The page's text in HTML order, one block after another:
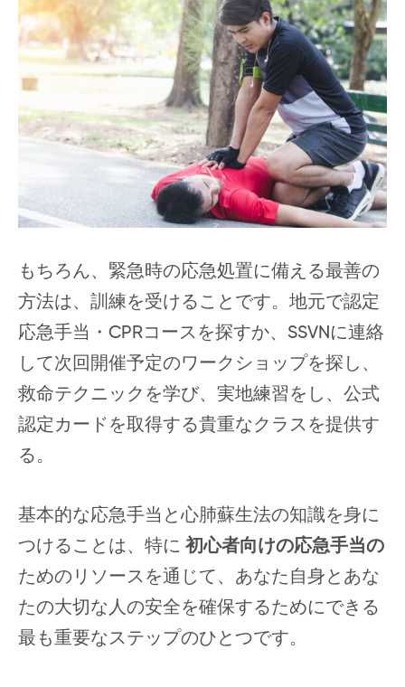
もちろん、緊急時の応急処置に備える最善の
方法は、訓練を受けることです。地元で認定
応急手当・CPRコースを探すか、SSVNに連絡
して次回開催予定のワークショップを探し、
救命テクニックを学び、実地練習をし、公式
認定カードを取得する貴重なクラスを提供す
る。
基本的な応急手当と心肺蘇生法の知識を身に
つけることは、特に 初心者向けの応急手当の
ためのリソースを通じて、あなた自身とあな
たの大切な人の安全を確保するためにできる
最も重要なステップのひとつです。